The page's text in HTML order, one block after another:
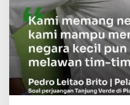
n
t
u
k
M
e
j
a